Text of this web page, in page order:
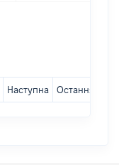
Наступна Остання